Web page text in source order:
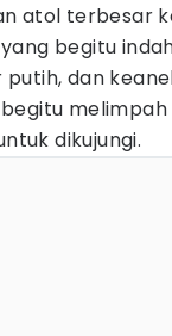
atol terbesar
begitu
dan
dikujungi.